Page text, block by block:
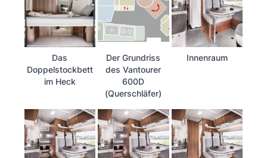
Das
Doppelstockbett
im Heck
Der Grundriss
des Vantourer
600D
(Querschläfer)
Innenraum